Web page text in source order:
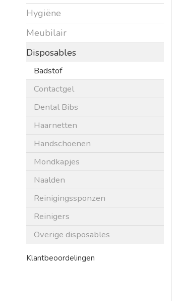
Hygiëne
Meubilair
Disposables
Badstof
Contactgel
Dental Bibs
Haarnetten
Handschoenen
Mondkapjes
Naalden
Reinigingssponzen
Reinigers
Overige disposables
Klantbeoordelingen